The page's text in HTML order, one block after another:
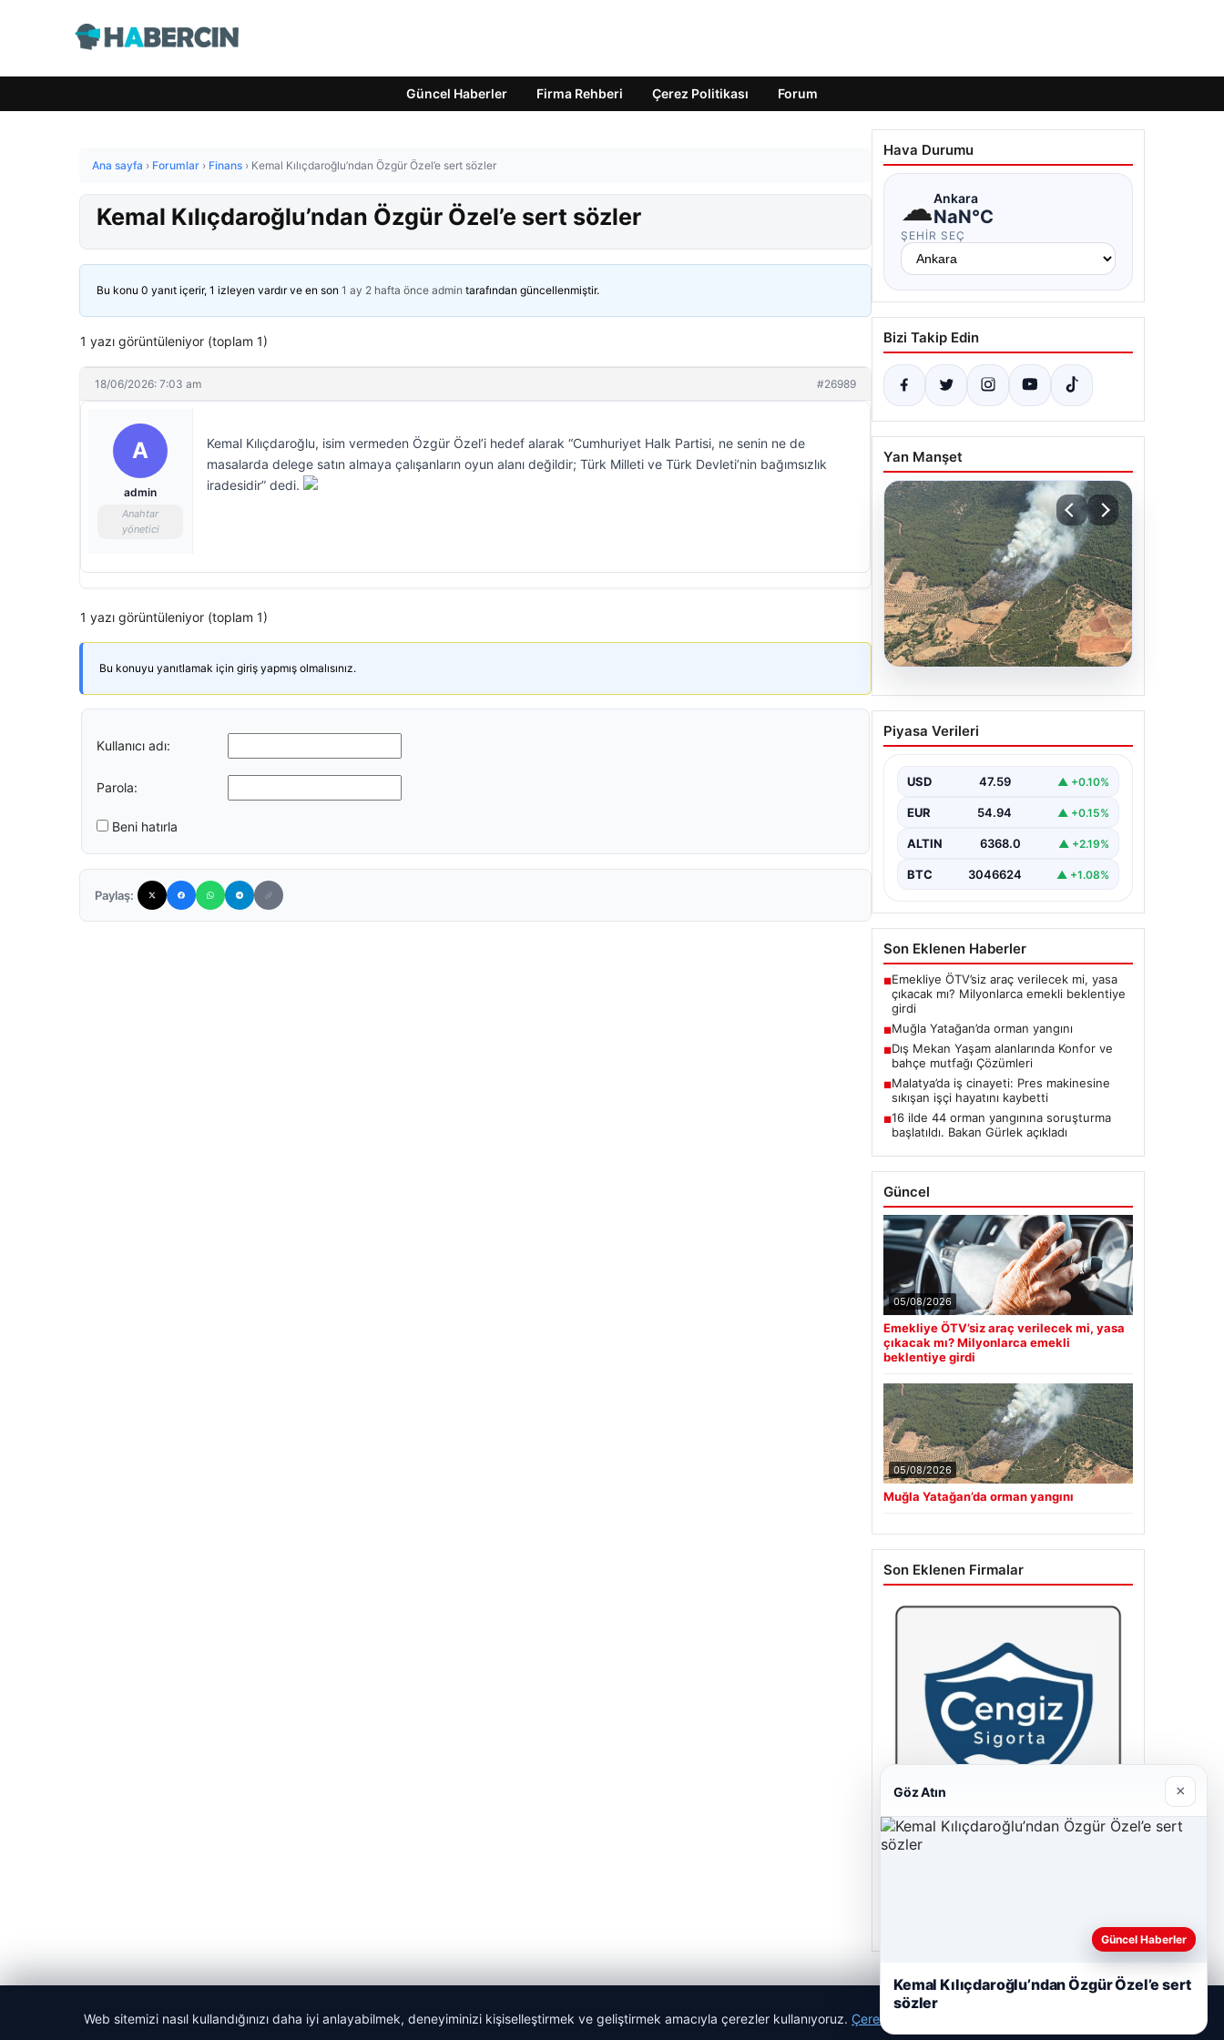
Güncel Haberler Firma Rehberi Çerez Politikası Forum
Ana sayfa › Forumlar › Finans › Kemal Kılıçdaroğlu’ndan Özgür Özel’e sert sözler
Kemal Kılıçdaroğlu’ndan Özgür Özel’e sert sözler
Bu konu 0 yanıt içerir, 1 izleyen vardır ve en son 1 ay 2 hafta önce admin tarafından güncellenmiştir.
1 yazı görüntüleniyor (toplam 1)
18/06/2026: 7:03 am #26989
A
admin
Anahtar
yönetici
Kemal Kılıçdaroğlu, isim vermeden Özgür Özel’i hedef alarak “Cumhuriyet Halk Partisi, ne senin ne de
masalarda delege satın almaya çalışanların oyun alanı değildir; Türk Milleti ve Türk Devleti’nin bağımsızlık
iradesidir” dedi.
1 yazı görüntüleniyor (toplam 1)
Bu konuyu yanıtlamak için giriş yapmış olmalısınız.
Kullanıcı adı:
Parola:
Beni hatırla
Paylaş:
Hava Durumu
☁Ankara
NaN°C
ŞEHIR SEÇ
Bizi Takip Edin
Yan Manşet
05.08.2026
Muğla Yatağan’da orman
yangını
Piyasa Verileri
USD 47.59 ▲ +0.10%
EUR 54.94 ▲ +0.15%
ALTIN 6368.0 ▲ +2.19%
BTC 3046624 ▲ +1.08%
Son Eklenen Haberler
■Emekliye ÖTV’siz araç verilecek mi, yasa
çıkacak mı? Milyonlarca emekli beklentiye
girdi
■Muğla Yatağan’da orman yangını
■Dış Mekan Yaşam alanlarında Konfor ve
bahçe mutfağı Çözümleri
■Malatya’da iş cinayeti: Pres makinesine
sıkışan işçi hayatını kaybetti
■16 ilde 44 orman yangınına soruşturma
başlatıldı. Bakan Gürlek açıkladı
Güncel
05/08/2026
Emekliye ÖTV’siz araç verilecek mi, yasa
çıkacak mı? Milyonlarca emekli
beklentiye girdi
05/08/2026
Muğla Yatağan’da orman yangını
Son Eklenen Firmalar
© 2026 Habercin – Güncel Haberler
Web sitemizi nasıl kullandığınızı daha iyi anlayabilmek, deneyiminizi kişiselleştirmek ve geliştirmek amacıyla çerezler kullanıyoruz. Çerez Politikamız
Göz Atın ×
Güncel Haberler
Kemal Kılıçdaroğlu’ndan Özgür Özel’e sert
sözler